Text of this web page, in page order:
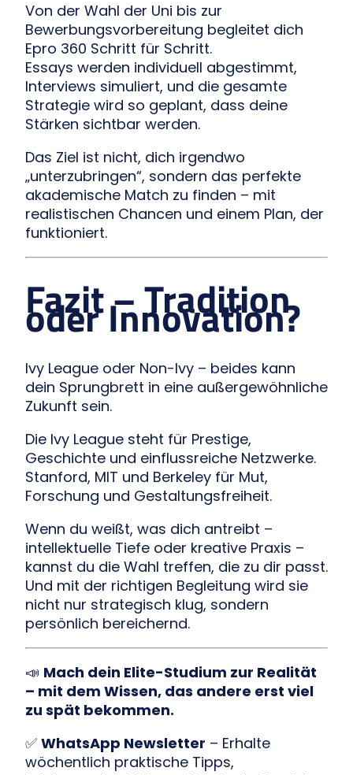
Von der Wahl der Uni bis zur
Bewerbungsvorbereitung begleitet dich
Epro 360 Schritt für Schritt.
Essays werden individuell abgestimmt,
Interviews simuliert, und die gesamte
Strategie wird so geplant, dass deine
Stärken sichtbar werden.
Das Ziel ist nicht, dich irgendwo
„unterzubringen“, sondern das perfekte
akademische Match zu finden – mit
realistischen Chancen und einem Plan, der
funktioniert.
Fazit – Tradition
oder Innovation?
Ivy League oder Non-Ivy – beides kann
dein Sprungbrett in eine außergewöhnliche
Zukunft sein.
Die Ivy League steht für Prestige,
Geschichte und einflussreiche Netzwerke.
Stanford, MIT und Berkeley für Mut,
Forschung und Gestaltungsfreiheit.
Wenn du weißt, was dich antreibt –
intellektuelle Tiefe oder kreative Praxis –
kannst du die Wahl treffen, die zu dir passt.
Und mit der richtigen Begleitung wird sie
nicht nur strategisch klug, sondern
persönlich bereichernd.
📣 Mach dein Elite-Studium zur Realität
– mit dem Wissen, das andere erst viel
zu spät bekommen.
✅ WhatsApp Newsletter – Erhalte
wöchentlich praktische Tipps,